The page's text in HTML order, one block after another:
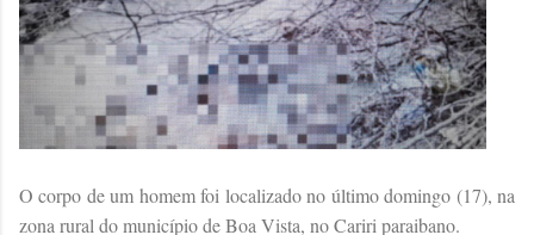
O corpo de um homem foi localizado no último domingo (17), na
zona rural do município de Boa Vista, no Cariri paraibano.